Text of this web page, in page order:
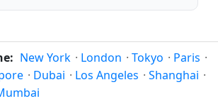
New York · London · Tokyo · Paris ·
· Dubai · Los Angeles · Shanghai ·